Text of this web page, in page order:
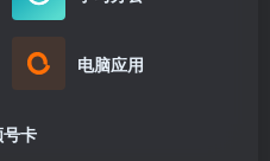
电脑应用
卡